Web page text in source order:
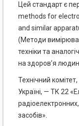
Цей стандарт є
methods for
and similar
(Методи
техніки та
на здоров’я
Технічний
Україні, — ТК 22
засобів».